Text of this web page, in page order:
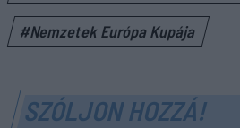
#Nemzetek Európa Kupája
SZÓLJON HOZZÁ!